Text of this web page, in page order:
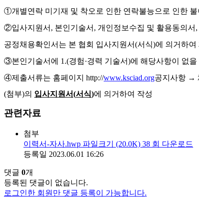
①개별연락 미기재 및 착오로 인한 연락불능으로 인한
②입사지원서 , 본인기술서 , 개인정보수집 및 활용동의서 ,
공정채용확인서는 본 협회 입사지원서(서식)에 의거하
③본인기술서에 1.(경험·경력 기술서)에 해당사항이 없을
④제출서류는 홈페이지 http://www.ksciad.org공지사항 →
(첨부)의 입사지원서(서식)에 의거하여 작성
관련자료
첨부
이력서-자사.hwp 파일크기 (20.0K) 38 회 다운로드
등록일 2023.06.01 16:26
댓글 0개
등록된 댓글이 없습니다.
로그인한 회원만 댓글 등록이 가능합니다.